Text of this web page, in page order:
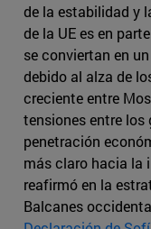
de la estabilidad y
de la UE es en
se conviertan en
debido al alza de
creciente entre
tensiones entre los
penetración
más claro hacia la
reafirmó en la
Balcanes